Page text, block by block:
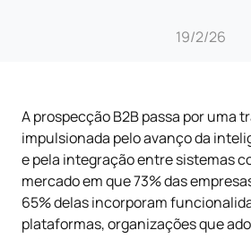
19/2/26
A prospecção B2B passa por uma
impulsionada pelo avanço da
e pela integração entre sistemas
mercado em que 73% das
65% delas incorporam
plataformas, organizações que